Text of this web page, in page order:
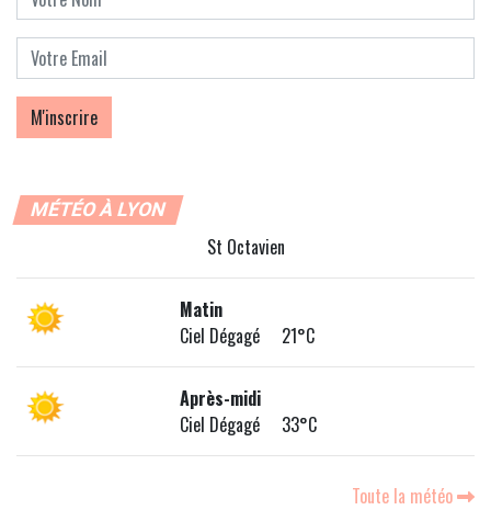
MÉTÉO À LYON
St Octavien
Matin
Ciel Dégagé 21°C
Après-midi
Ciel Dégagé 33°C
Toute la météo